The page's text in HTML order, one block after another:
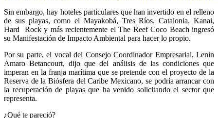
Sin embargo, hay hoteles particulares que han invertido en el relleno
de sus playas, como el Mayakobá, Tres Ríos, Catalonia, Kanai,
Hard Rock y más recientemente el The Reef Coco Beach ingresó
su Manifestación de Impacto Ambiental para hacer lo propio.
Por su parte, el vocal del Consejo Coordinador Empresarial, Lenin
Amaro Betancourt, dijo que del análisis de las condiciones que
imperan en la franja marítima que se pretende con el proyecto de la
Reserva de la Biósfera del Caribe Mexicano, se podría arrancar con
la recuperación de playas que ha venido solicitando el sector que
representa.
¿Qué te pareció?